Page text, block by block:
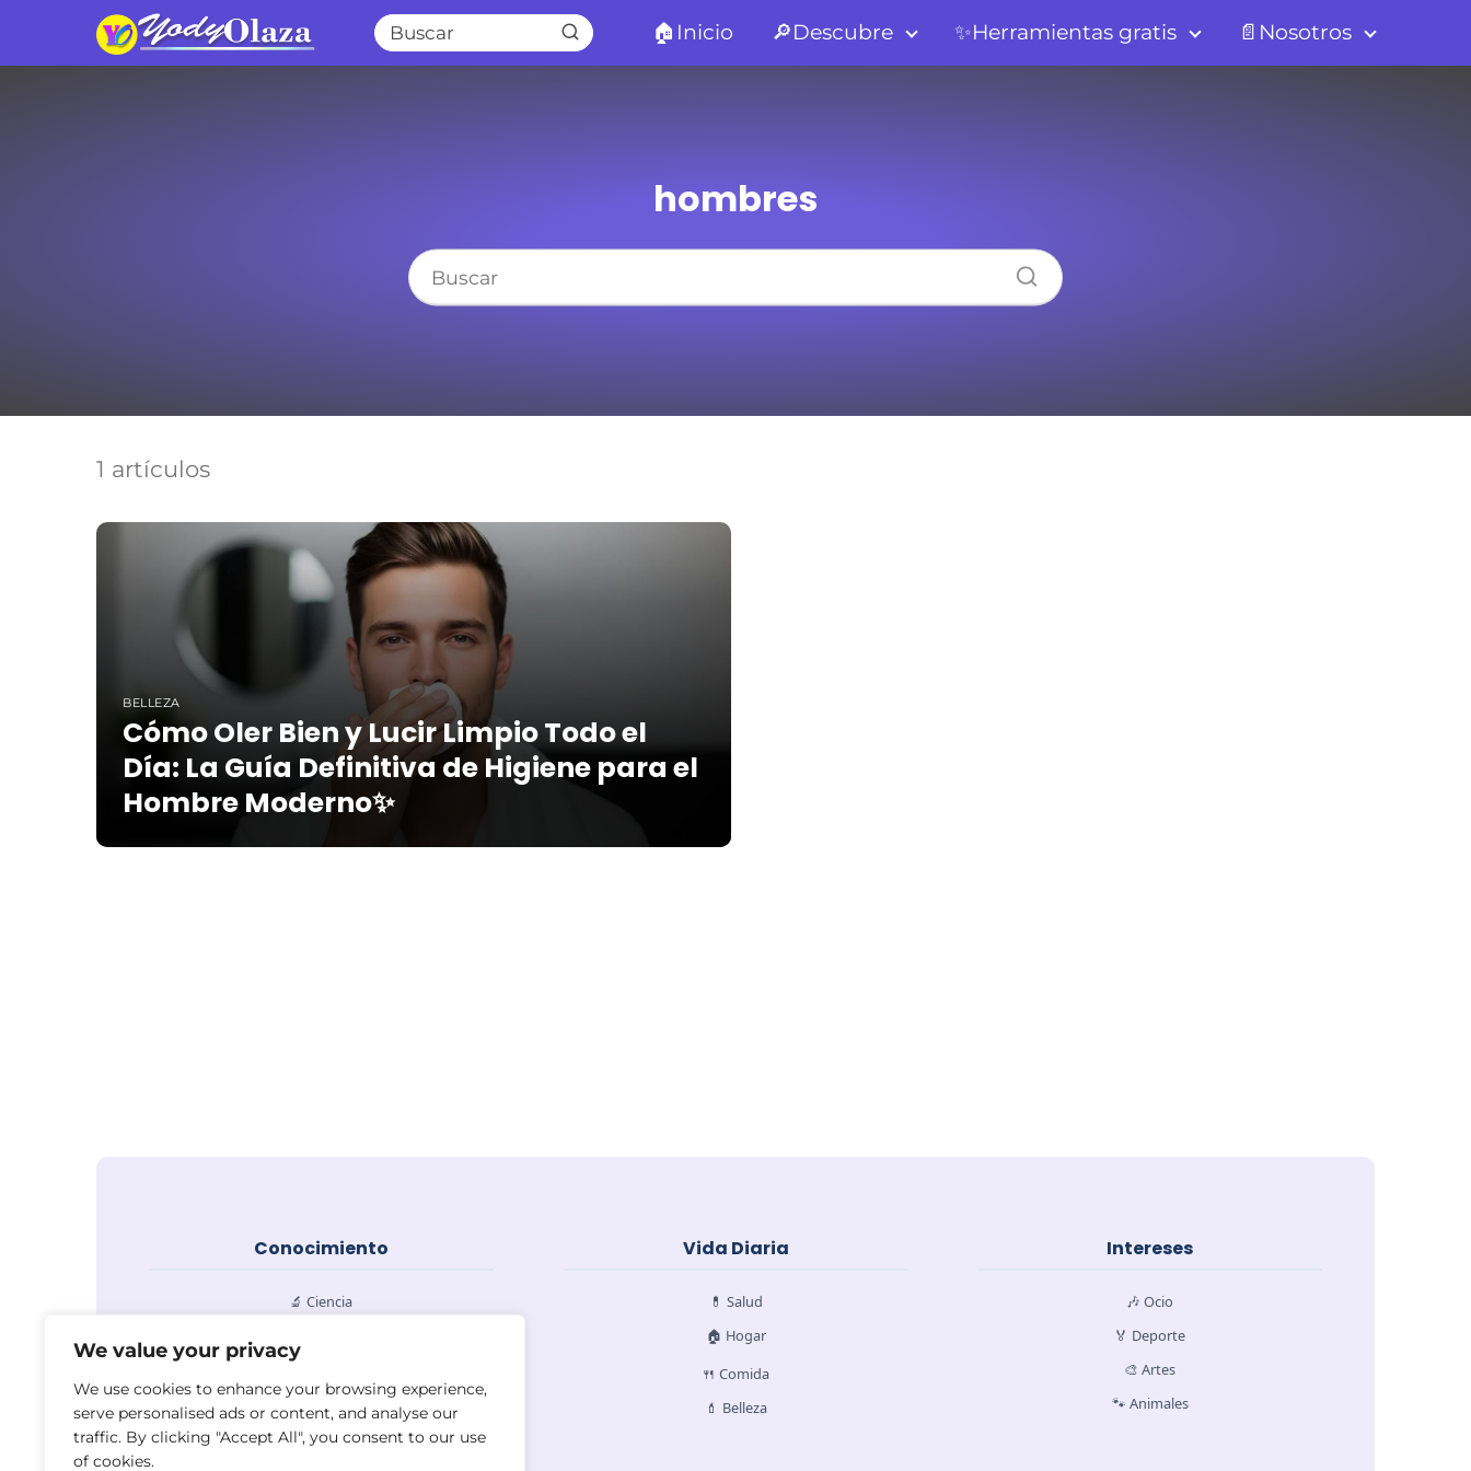
We value your privacy
We use cookies to enhance your browsing experience,
serve personalised ads or content, and analyse our
traffic. By clicking "Accept All", you consent to our use
of cookies.
🏠Inicio 🔎Descubre ✨Herramientas gratis 📄Nosotros
hombres
1 artículos
BELLEZA
Cómo Oler Bien y Lucir Limpio Todo el
Día: La Guía Definitiva de Higiene para el
Hombre Moderno✨
Conocimiento
🔬 Ciencia
📚 Educación
Vida Diaria
💊 Salud
🏠 Hogar
🍴 Comida
💄 Belleza
Intereses
🎶 Ocio
🏅 Deporte
🎨 Artes
🐾 Animales